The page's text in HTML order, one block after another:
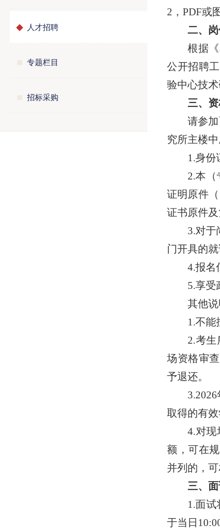
人才招聘
专题栏目
招标采购
2，PDF或
二、
根据
公开招聘
验中心技
三、
请参
究所主楼
1.身份
2.本
证明原件
证书原件
3.对于
门开具的
4.报名
5.享受
其他
1.不
2.考
场资格审
予退还。
3.2026
取得的有
4.对现
额，可在
并列的，
三、
1.面试
于当日